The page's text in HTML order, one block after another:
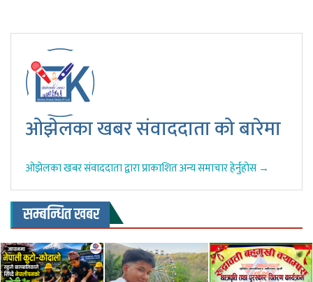
ओझेलका खबर संवाददाता को बारेमा
ओझेलका खबर संवाददाता द्वारा प्राकाशित अन्य समाचार हेर्नुहोस →
सम्बन्धित खबर